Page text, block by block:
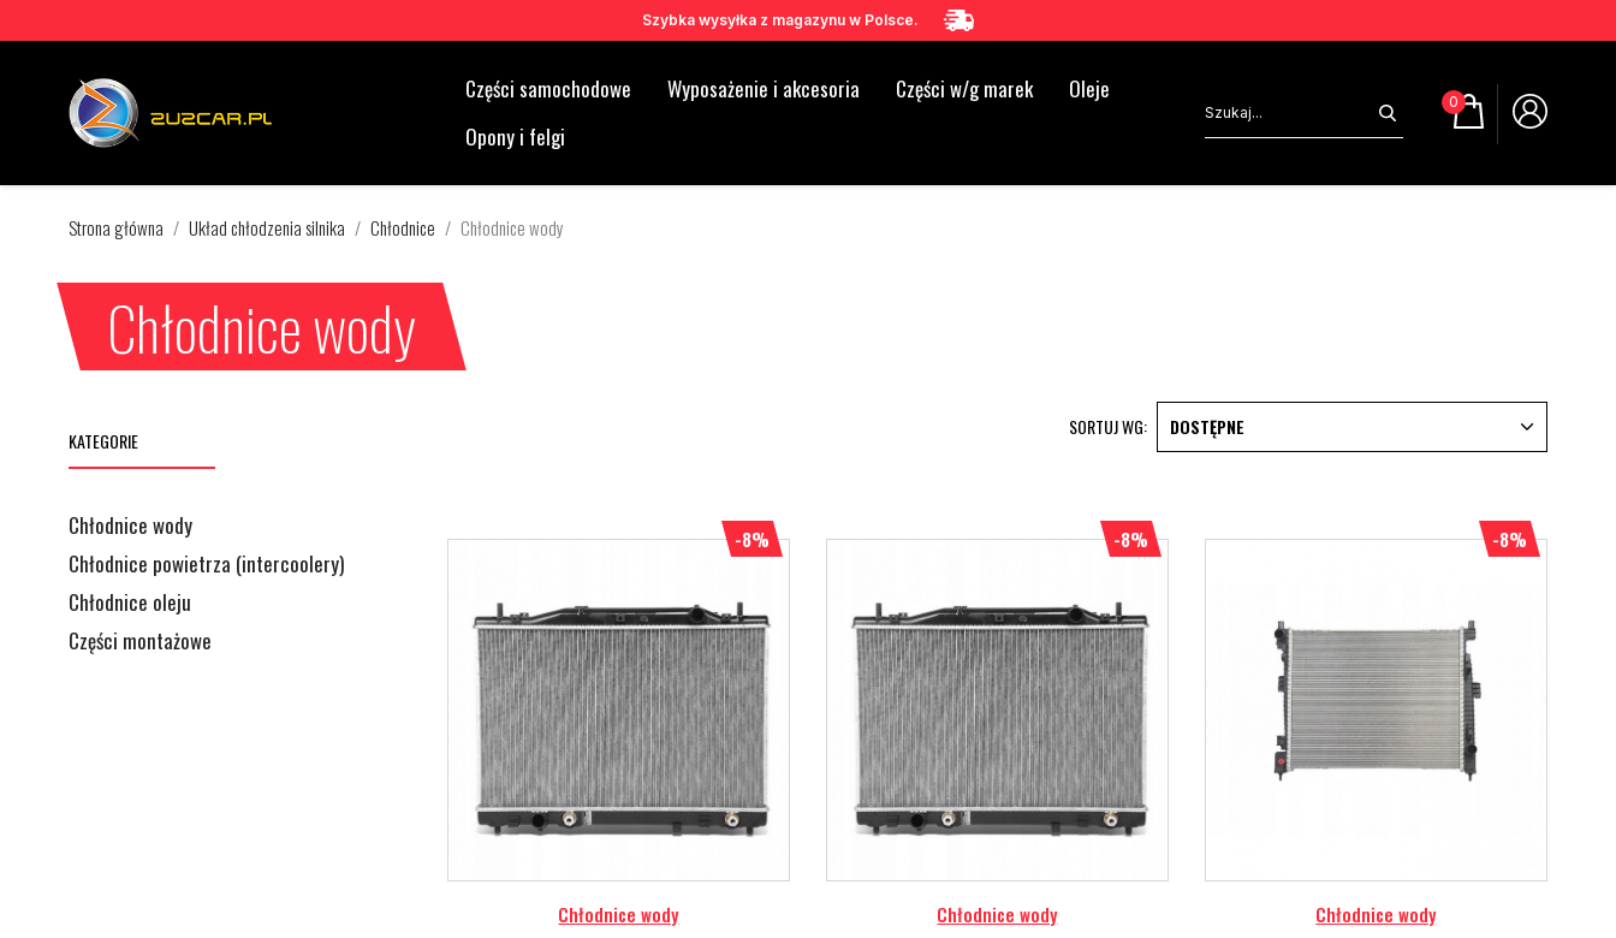
Szybka wysyłka z magazynu w Polsce.
Części samochodowe Wyposażenie i akcesoria Części w/g marek
Oleje
Opony i felgi
0
Strona główna Układ chłodzenia silnika Chłodnice Chłodnice wody
Chłodnice wody
KATEGORIE
Chłodnice wody
Chłodnice powietrza (intercoolery)
Chłodnice oleju
Części montażowe
SORTUJ WG: DOSTĘPNE
Chłodnice wody
-8%
Chłodnice wody
-8%
Chłodnice wody
-8%